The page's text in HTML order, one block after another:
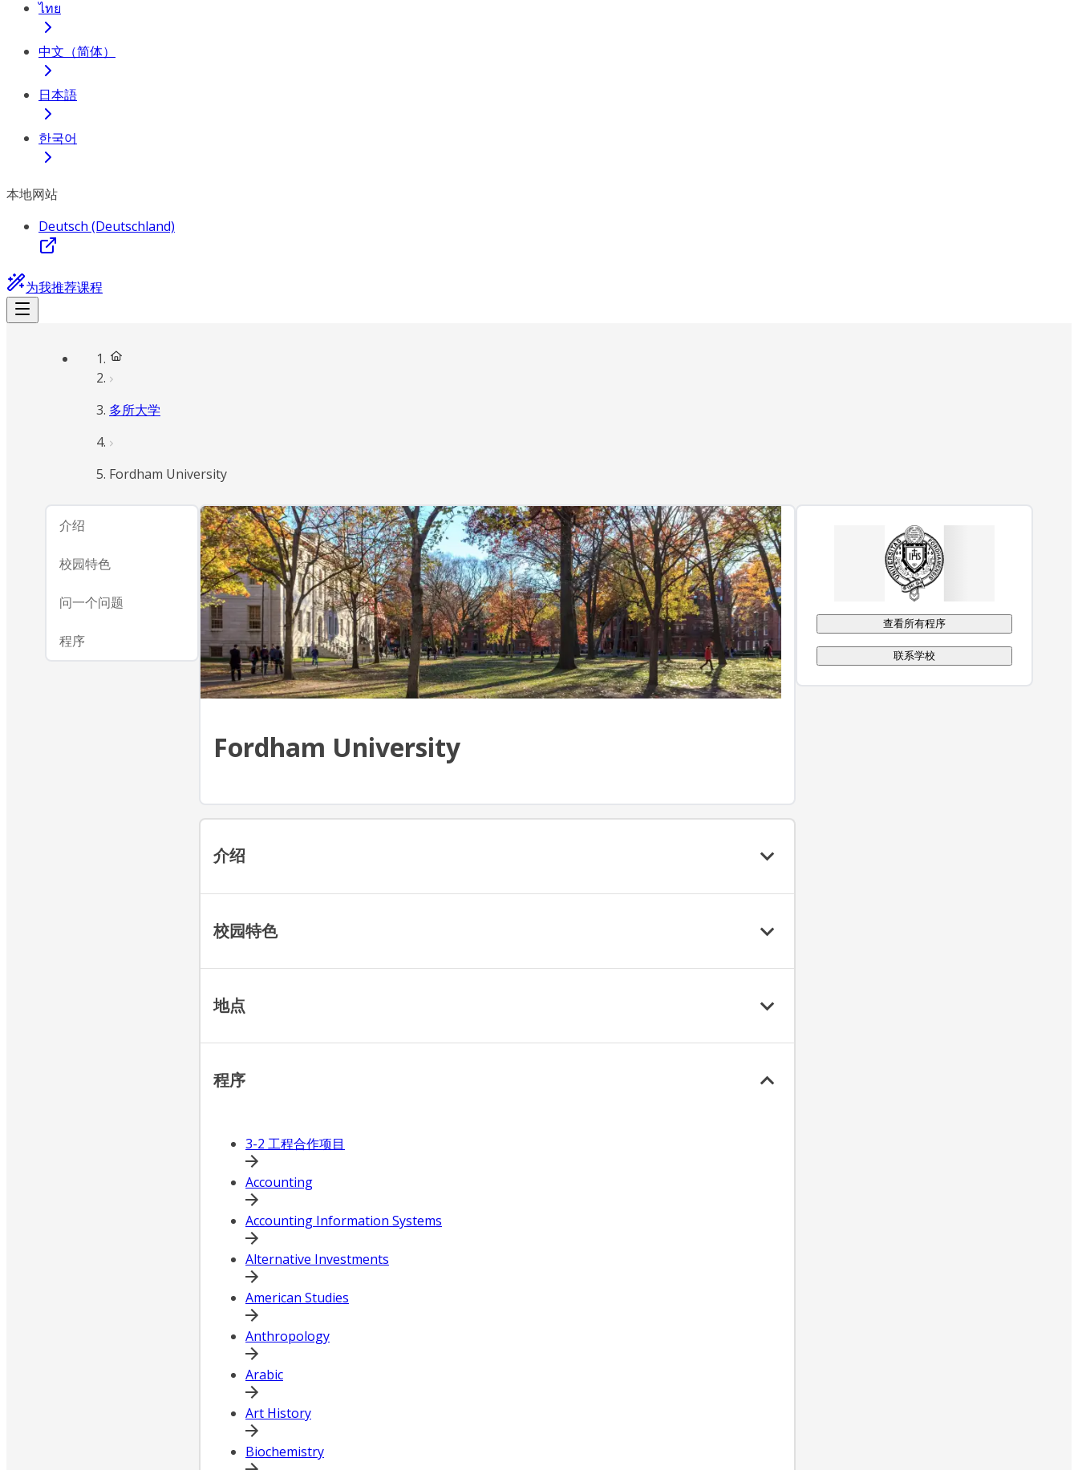
ไทย
中文（简体）
日本語
한국어
本地网站
Deutsch (Deutschland)
为我推荐课程
多所大学
Fordham University
介绍
校园特色
问一个问题
程序
Fordham University
介绍
校园特色
地点
程序
3-2 工程合作项目
Accounting
Accounting Information Systems
Alternative Investments
American Studies
Anthropology
Arabic
Art History
Biochemistry
查看所有程序
联系学校